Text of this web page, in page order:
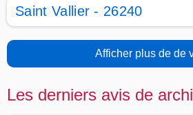
Saint Vallier - 26240
Afficher plus de de
Les derniers avis de